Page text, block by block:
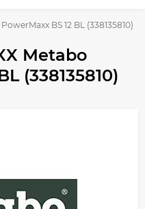
BS 12 BL (338135810)
Metabo
(338135810)